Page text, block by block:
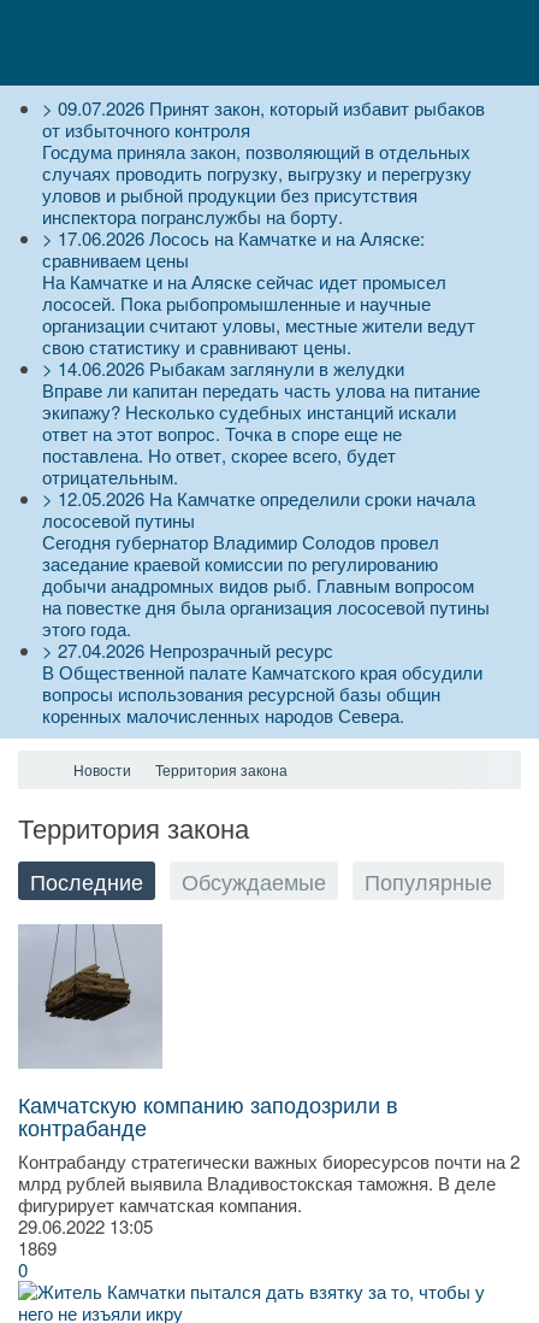
> 09.07.2026 Принят закон, который избавит рыбаков
от избыточного контроля
Госдума приняла закон, позволяющий в отдельных
случаях проводить погрузку, выгрузку и перегрузку
уловов и рыбной продукции без присутствия
инспектора погранслужбы на борту.
> 17.06.2026Лосось на Камчатке и на Аляске:
сравниваем цены
На Камчатке и на Аляске сейчас идет промысел
лососей. Пока рыбопромышленные и научные
организации считают уловы, местные жители ведут
свою статистику и сравнивают цены.
> 14.06.2026 Рыбакам заглянули в желудки
Вправе ли капитан передать часть улова на питание
экипажу? Несколько судебных инстанций искали
ответ на этот вопрос. Точка в споре еще не
поставлена. Но ответ, скорее всего, будет
отрицательным.
> 12.05.2026 На Камчатке определили сроки начала
лососевой путины
Сегодня губернатор Владимир Солодов провел
заседание краевой комиссии по регулированию
добычи анадромных видов рыб. Главным вопросом
на повестке дня была организация лососевой путины
этого года.
> 27.04.2026 Непрозрачный ресурс
В Общественной палате Камчатского края обсудили
вопросы использования ресурсной базы общин
коренных малочисленных народов Севера.
Новости Территория закона
Территория закона
Последние Обсуждаемые Популярные
Камчатскую компанию заподозрили в
контрабанде
Контрабанду стратегически важных биоресурсов почти на 2
млрд рублей выявила Владивостокская таможня. В деле
фигурирует камчатская компания.
29.06.2022 13:05
1869
0